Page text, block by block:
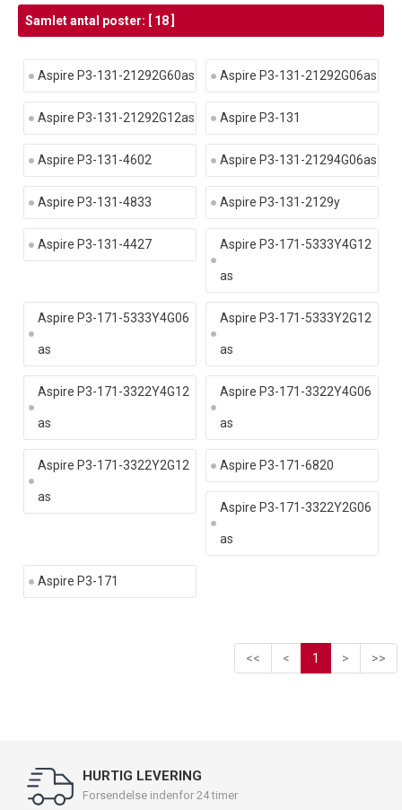
Samlet antal poster: [ 18 ]
Aspire P3-131-21292G60as Aspire P3-131-21292G06as
Aspire P3-131-21292G12as Aspire P3-131
Aspire P3-131-4602 Aspire P3-131-21294G06as
Aspire P3-131-4833 Aspire P3-131-2129y
Aspire P3-131-4427 Aspire P3-171-5333Y4G12
as
Aspire P3-171-5333Y4G06
as
Aspire P3-171-5333Y2G12
as
Aspire P3-171-3322Y4G12
as
Aspire P3-171-3322Y4G06
as
Aspire P3-171-3322Y2G12
as
Aspire P3-171-6820
Aspire P3-171-3322Y2G06
as
Aspire P3-171
<< < 1 > >>
HURTIG LEVERING
Forsendelse indenfor 24 timer